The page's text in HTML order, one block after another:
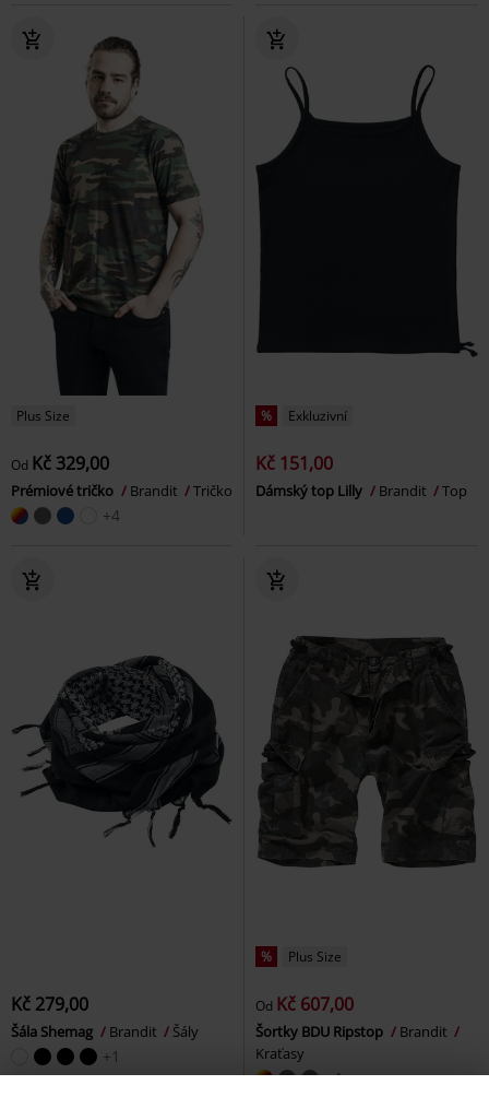
Plus Size
Od Kč 329,00
Prémiové tričko Brandit Tričko
+4
% Exkluzivní
Kč 151,00
Dámský top Lilly Brandit Top
Kč 279,00
Šála Shemag Brandit Šály
+1
% Plus Size
Od Kč 607,00
Šortky BDU Ripstop
Brandit
Kraťasy
+4